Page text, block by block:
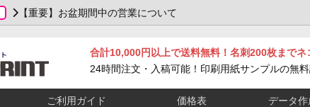
【重要】お盆期間中の営業について
合計10,000円以上で送料無料！名刺200枚までネ
24時間注文・入稿可能！印刷用紙サンプルの無
ご利用ガイド 価格表 データ作